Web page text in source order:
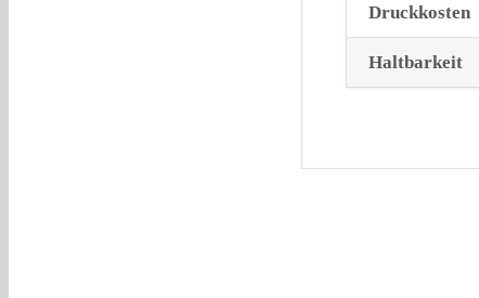
Druckkosten
Haltbarkeit